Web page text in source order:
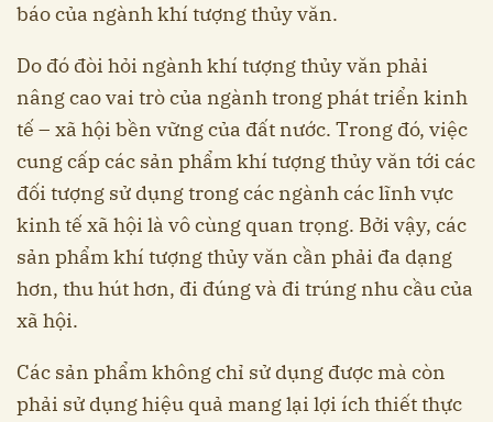
báo của ngành khí tượng thủy văn.
Do đó đòi hỏi ngành khí tượng thủy văn phải
nâng cao vai trò của ngành trong phát triển kinh
tế – xã hội bền vững của đất nước. Trong đó, việc
cung cấp các sản phẩm khí tượng thủy văn tới các
đối tượng sử dụng trong các ngành các lĩnh vực
kinh tế xã hội là vô cùng quan trọng. Bởi vậy, các
sản phẩm khí tượng thủy văn cần phải đa dạng
hơn, thu hút hơn, đi đúng và đi trúng nhu cầu của
xã hội.
Các sản phẩm không chỉ sử dụng được mà còn
phải sử dụng hiệu quả mang lại lợi ích thiết thực